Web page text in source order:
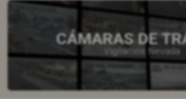
CÁMARAS DE
Vigilamos Nevada